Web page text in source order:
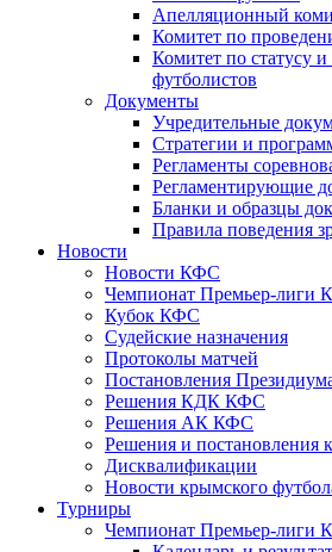
Апелляционный
Комитет по
Комитет по статусу
футболистов
Документы
Учредительные
Стратегии и
Регламенты
Регламентирующие
Бланки и образцы
Правила поведения
Новости
Новости КФС
Чемпионат Премьер-лиги
Кубок КФС
Судейские назначения
Протоколы матчей
Постановления
Решения КДК КФС
Решения АК КФС
Решения и постановления
Дисквалификации
Новости крымского
Турниры
Чемпионат Премьер-лиги